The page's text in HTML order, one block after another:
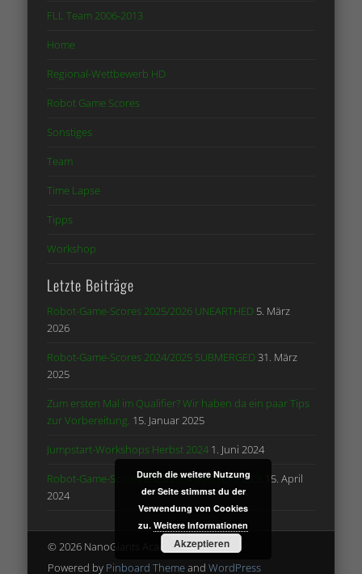
FLL Team 2006-2013
Home
Regional-Wettbewerb HD
Robot Game Scores
Sonstiges
Team
Time Lapse
Tipps
Workshop
Letzte Beiträge
Robot-Game-Scores 2025/2026 UNEARTHED 5. März
2026
Robot-Game-Scores 2024/2025 SUBMERGED31. März
2025
Zum ersten Mal im Qualifier? Wir haben da ein paar Tips
zur Vorbereitung. 15. Januar 2025
Jumpstart-Workshops Herbst 2024 1. Juni 2024
Robot-Game-Scores 2023/2024 MASTER PIECE
15. April
2024
© 2026 NanoGiants Academy e.V.
Powered by Pinboard Themeand WordPress
Durch die weitere Nutzung
der Seite stimmst du der
Verwendung von Cookies
zu. Weitere Informationen
Akzeptieren